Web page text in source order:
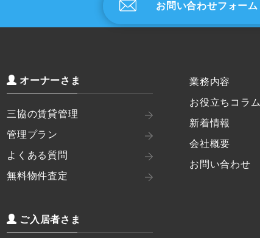
お問い合わせフォーム
オーナーさま
三協の賃貸管理
管理プラン
よくある質問
無料物件査定
ご入居者さま
業務内容
お役立ちコラム
新着情報
会社概要
お問い合わせ